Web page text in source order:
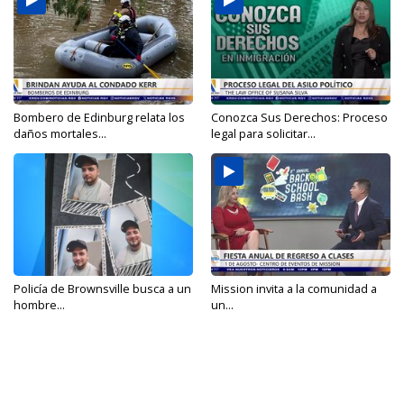
Bombero de Edinburg relata los
daños mortales...
Conozca Sus Derechos: Proceso
legal para solicitar...
Policía de Brownsville busca a un
hombre...
Mission invita a la comunidad a
un...